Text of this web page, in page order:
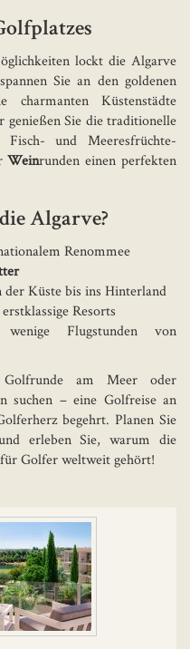
lockt die Algarve
Sie an den goldenen
charmanten Küstenstädte
genießen Sie die traditionelle
Fisch- und Meeresfrüchte-
Weinrunden einen perfekten
Algarve?
Renommee
der Küste bis ins Hinterland
Resorts
Flugstunden von
am Meer oder
suchen – eine Golfreise an
begehrt. Planen Sie
erleben Sie, warum die
Golfer weltweit gehört!